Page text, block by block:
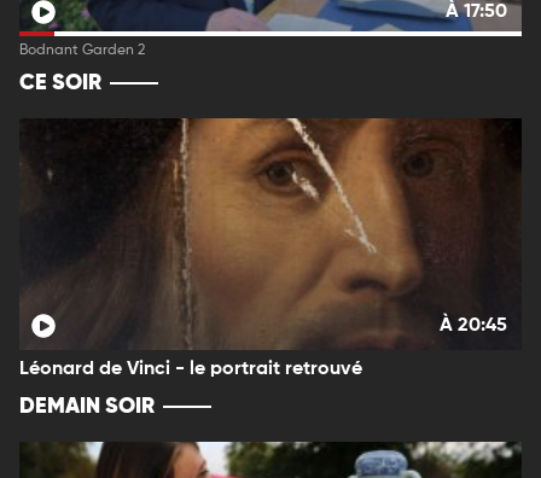
À 17:50
Bodnant Garden 2
CE SOIR
À 20:45
Léonard de Vinci - le portrait retrouvé
DEMAIN SOIR